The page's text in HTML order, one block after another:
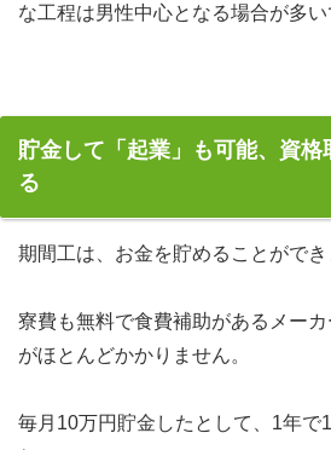
な工程は男性中心となる場合が多い
貯金して「起業」も可能、資
る
期間工は、お金を貯めることができ
寮費も無料で食費補助があるメー
がほとんどかかりません。
毎月10万円貯金したとして、1年で